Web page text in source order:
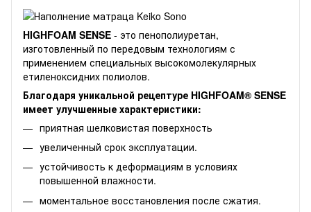
HIGHFOAM SENSE - это пенополиуретан,
изготовленный по передовым технологиям с
применением специальных высокомолекулярных
етиленоксидних полиолов.
Благодаря уникальной рецептуре HIGHFOAM® SENSE
имеет улучшенные характеристики:
приятная шелковистая поверхность
увеличенный срок эксплуатации.
устойчивость к деформациям в условиях
повышенной влажности.
моментальное восстановления после сжатия.